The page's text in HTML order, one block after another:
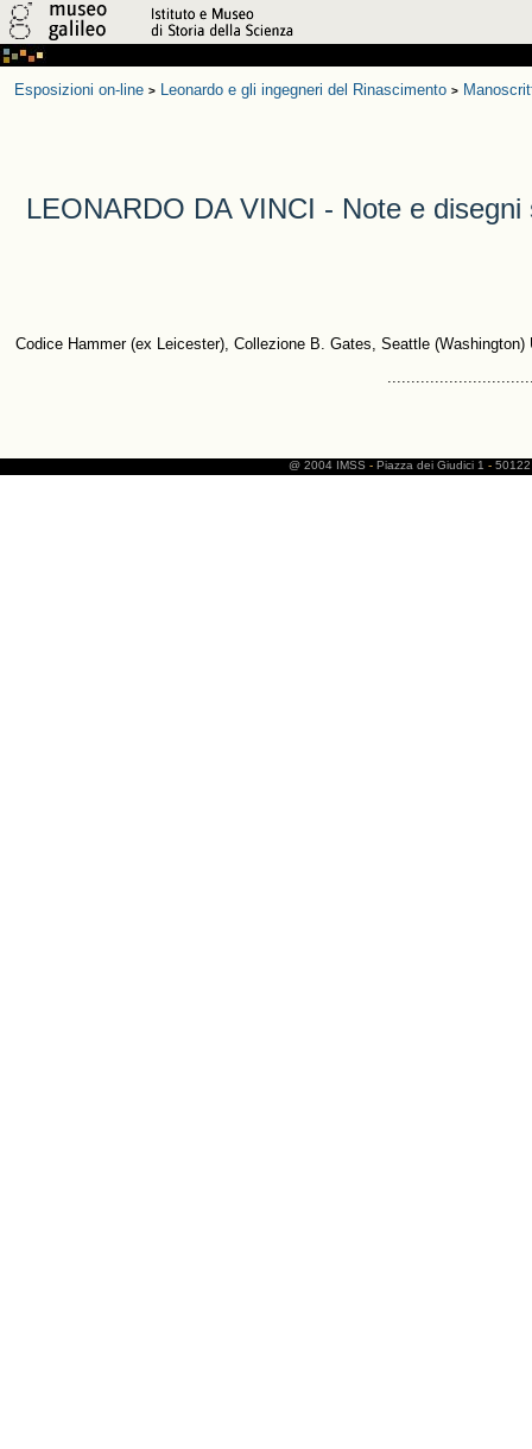
Esposizioni on-line > Leonardo e gli ingegneri del Rinascimento >
LEONARDO DA VINCI - Note e disegni
Codice Hammer (ex Leicester), Collezione B. Gates, Seattle (Washington)
@ 2004 IMSS - Piazza dei Giudici 1 - 50122